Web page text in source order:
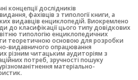
концепції дослідників
фахівців з типології книги, а
видавців енциклопедій. Виокремлено
до класифікації цього типу довідкових
типологію енциклопедичних
теоретичною основою для розробки
видавничого опрацювання
різним читацьким аудиторіям з
потреб, зручності пошуку
матеріально-